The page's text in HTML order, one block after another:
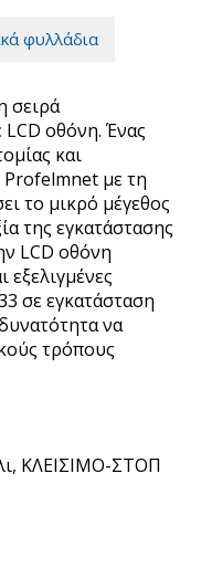
φυλλάδια
σειρά
οθόνη. Ένας
και
με τη
το μικρό μέγεθος
της εγκατάστασης
LCD οθόνη
σε εγκατάσταση
να
τρόπους
ΚΛΕΙΣΙΜΟ-ΣΤΟΠ